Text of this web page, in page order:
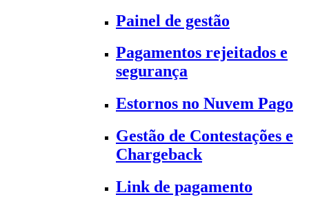
Painel de gestão
Pagamentos rejeitados e
segurança
Estornos no Nuvem Pago
Gestão de Contestações e
Chargeback
Link de pagamento